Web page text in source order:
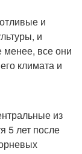
и
и
менее, все они
климата и
из
5 лет после